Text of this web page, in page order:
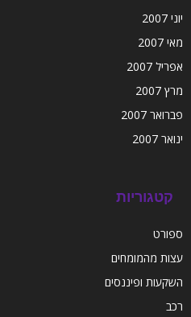
יוני 2007
מאי 2007
אפריל 2007
מרץ 2007
פברואר 2007
ינואר 2007
קטגוריות
ספורט
עצות מהמומחים
השקעות ופיננסים
רכב